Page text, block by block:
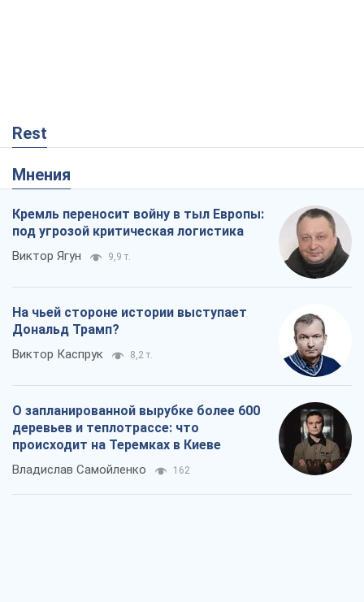
Rest
Мнения
Кремль переносит войну в тыл Европы:
под угрозой критическая логистика
Виктор Ягун 9,9 т.
На чьей стороне истории выступает
Дональд Трамп?
Виктор Каспрук 8,2 т.
О запланированной вырубке более 600
деревьев и теплотрассе: что
происходит на Теремках в Киеве
Владислав Самойленко 162